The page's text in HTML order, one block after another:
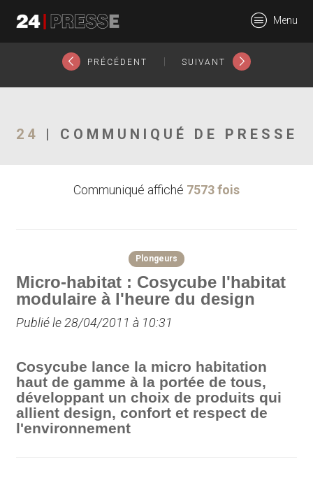
24Presse -
Communiqués de
Menu
PRÉCÉDENT SUIVANT
24 | COMMUNIQUÉ DE PRESSE
Communiqué affiché 7573 fois
Plongeurs
Micro-habitat : Cosycube l'habitat
modulaire à l'heure du design
Publié le 28/04/2011 à 10:31
Cosycube lance la micro habitation
haut de gamme à la portée de tous,
développant un choix de produits qui
allient design, confort et respect de
l'environnement